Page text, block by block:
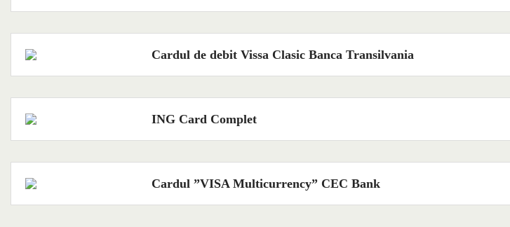
Cardul de debit Vissa Clasic Banca Transilvania
ING Card Complet
Cardul ”VISA Multicurrency” CEC Bank